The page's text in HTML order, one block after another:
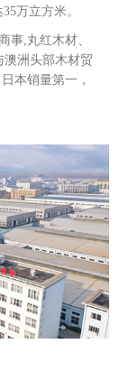
万立方米。
事,丸红木材、
澳洲头部木材贸
本销量第一，